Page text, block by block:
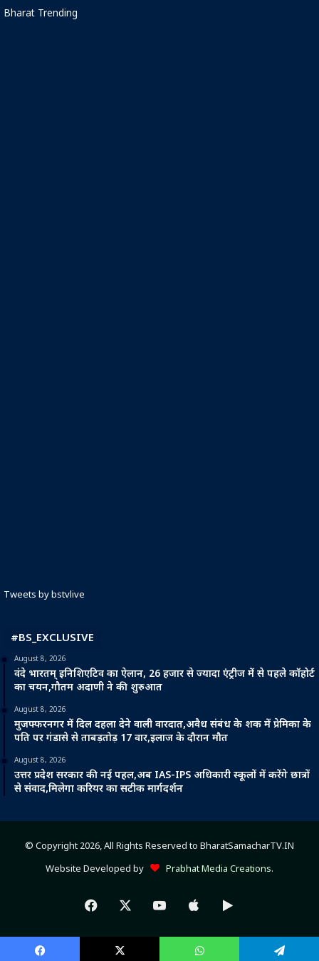
Bharat Trending
Tweets by bstvlive
#BS_EXCLUSIVE
August 8, 2026
वंदे भारतम् इनिशिएटिव का ऐलान, 26 हजार से ज्यादा एंट्रीज में से पहले कॉहोर्ट
का चयन,गौतम अदाणी ने की शुरुआत
August 8, 2026
मुजफ्फरनगर में दिल दहला देने वाली वारदात,अवैध संबंध के शक में प्रेमिका के
पति पर गंडासे से ताबड़तोड़ 17 वार,इलाज के दौरान मौत
August 8, 2026
उत्तर प्रदेश सरकार की नई पहल,अब IAS-IPS अधिकारी स्कूलों में करेंगे छात्रों
से संवाद,मिलेगा करियर का सटीक मार्गदर्शन
© Copyright 2026, All Rights Reserved to BharatSamacharTV.IN
Website Developed by
Prabhat Media Creations.
Facebook YouTubeAppleGoogle
Play